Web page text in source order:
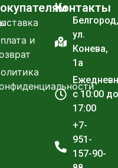
и
Контакты
Белгород,
ул.
Конева,
1а
с 10:00 до
17:00
+7-
951-
157-90-